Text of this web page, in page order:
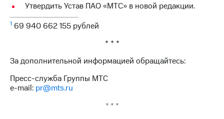
Собрания
акционеров
Личный
Акционерный
капитал
Контроль
и
аудит
Утвердить Устав ПАО «МТС» в новой редакции.
1 69 940 662 155 рублей
* * *
За дополнительной информацией обращайтесь:
Пресс-служба Группы МТС
e-mail: pr@mts.ru
* * *